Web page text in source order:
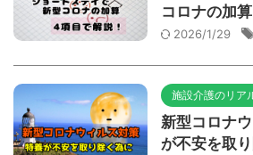
コロナの加
2026/1/29
施設介護のリア
新型コロナ
が不安を取